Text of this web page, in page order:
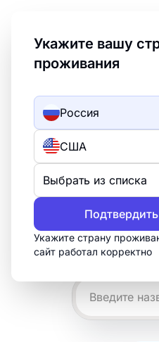
Укажите вашу
проживания
Россия
США
Выбрать из списка
Подтвердить
Укажите страну
сайт работал корректно
Welcome to
регги
Создайте
15 минут.
нужно для